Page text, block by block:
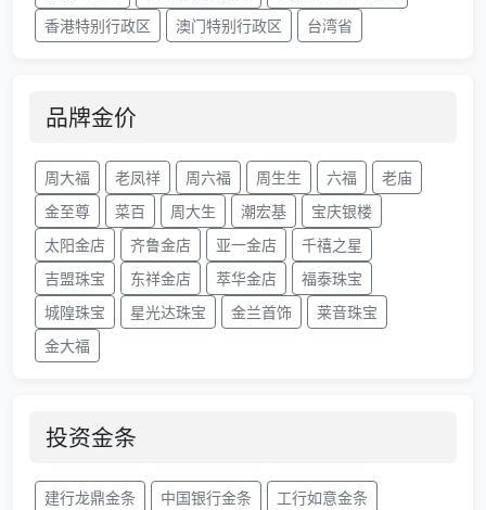
香港特别行政区
澳门特别行政区 台湾省
品牌金价
周大福 老凤祥 周六福 周生生 六福
老庙
金至尊
菜百 周大生 潮宏基
宝庆银楼
太阳金店
齐鲁金店 亚一金店
千禧之星
吉盟珠宝
东祥金店 萃华金店
福泰珠宝
城隍珠宝
星光达珠宝 金兰首饰
莱音珠宝
金大福
投资金条
建行龙鼎金条 中国银行金条
工行如意金条